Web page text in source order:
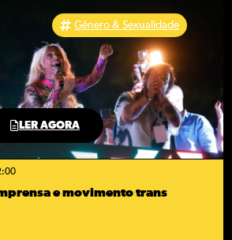
LER AGORA
Gênero & Sexualidade
e movimento trans